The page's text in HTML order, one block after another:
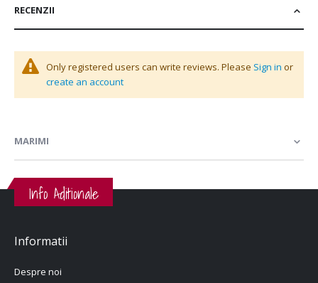
RECENZII
Only registered users can write reviews. Please Sign in or
create an account
MARIMI
Info Aditionale
Informatii
Despre noi